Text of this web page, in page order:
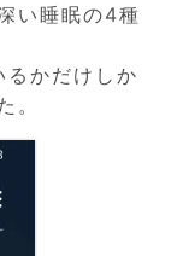
い睡眠の4種
かだけしか
。